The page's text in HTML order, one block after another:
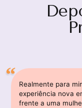
Realmente para
experiência nova
frente a uma